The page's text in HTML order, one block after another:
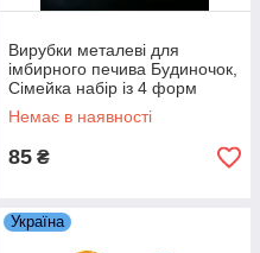
Вирубки металеві для
імбирного печива Будиночок,
Сімейка набір із 4 форм
Немає в наявності
85 ₴
Україна